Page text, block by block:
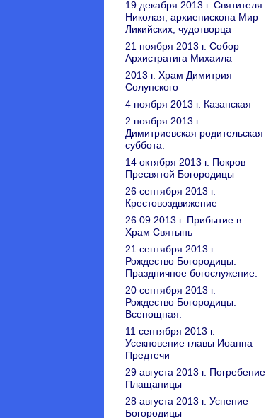
19 декабря 2013 г. Святителя
Николая, архиепископа Мир
Ликийских, чудотворца
21 ноября 2013 г. Собор
Архистратига Михаила
2013 г. Храм Димитрия
Солунского
4 ноября 2013 г. Казанская
2 ноября 2013 г.
Димитриевская родительская
суббота.
14 октября 2013 г. Покров
Пресвятой Богородицы
26 сентября 2013 г.
Крестовоздвижение
26.09.2013 г. Прибытие в
Храм Святынь
21 сентября 2013 г.
Рождество Богородицы.
Праздничное богослужение.
20 сентября 2013 г.
Рождество Богородицы.
Всенощная.
11 сентября 2013 г.
Усекновение главы Иоанна
Предтечи
29 августа 2013 г. Погребение
Плащаницы
28 августа 2013 г. Успение
Богородицы